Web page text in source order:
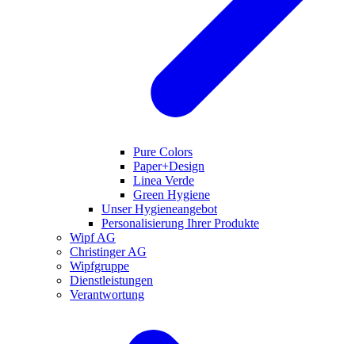
Pure Colors
Paper+Design
Linea Verde
Green Hygiene
Unser Hygieneangebot
Personalisierung Ihrer Produkte
Wipf AG
Christinger AG
Wipfgruppe
Dienstleistungen
Verantwortung